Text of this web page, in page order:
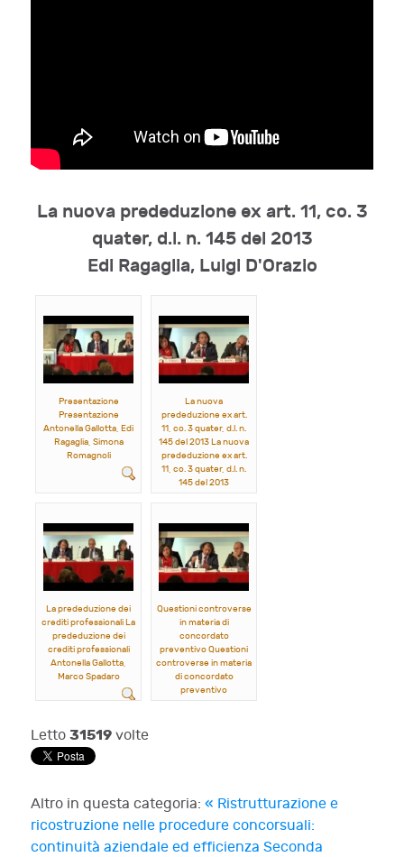
La nuova prededuzione ex art. 11, co. 3
quater, d.l. n. 145 del 2013
Edi Ragaglia, Luigi D'Orazio
Presentazione
Presentazione
Antonella Gallotta, Edi
Ragaglia, Simona
Romagnoli
La nuova
prededuzione ex art.
11, co. 3 quater, d.l. n.
145 del 2013 La nuova
prededuzione ex art.
11, co. 3 quater, d.l. n.
145 del 2013
La prededuzione dei
crediti professionali La
prededuzione dei
crediti professionali
Antonella Gallotta,
Marco Spadaro
Questioni controverse
in materia di
concordato
preventivo Questioni
controverse in materia
di concordato
preventivo
Letto 31519 volte
Altro in questa categoria: « Ristrutturazione e
ricostruzione nelle procedure concorsuali:
continuità aziendale ed efficienza Seconda